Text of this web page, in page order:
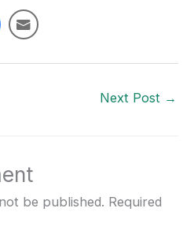
Next Post →
be published. Required